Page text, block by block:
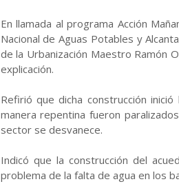
En llamada al programa Acción
Nacional de Aguas Potables y
de la Urbanización Maestro Ramón
explicación.
Refirió que dicha construcción
manera repentina fueron
sector se desvanece.
Indicó que la construcción del
problema de la falta de agua en los